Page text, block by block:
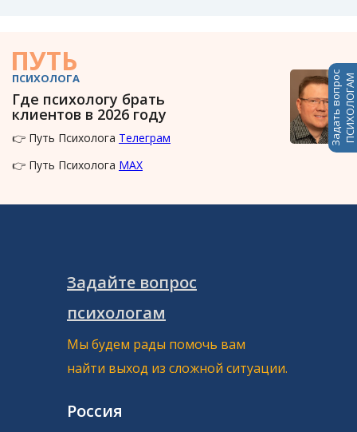
ПУТЬ
ПСИХОЛОГА
Где психологу брать
клиентов в 2026 году
👉 Путь Психолога Телеграм
👉 Путь Психолога MAX
Задать вопросПСИХОЛОГАМ
Задайте вопрос
психологам
Мы будем рады помочь вам
найти выход из сложной ситуации.
Россия